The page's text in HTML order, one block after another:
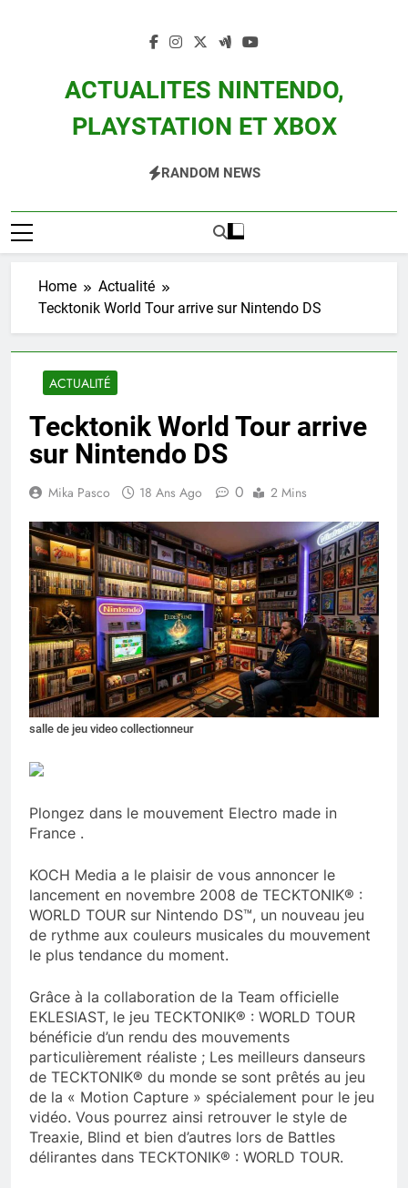
ACTUALITES NINTENDO,
PLAYSTATION ET XBOX
Zelda, Splatoon, Pokemon Entre Autres
RANDOM NEWS
Home
Actualité
Tecktonik World Tour arrive sur Nintendo DS
ACTUALITÉ
Tecktonik World Tour arrive
sur Nintendo DS
Mika Pasco 18 Ans Ago 0 2 Mins
salle de jeu video collectionneur
Plongez dans le mouvement Electro made in
France .
KOCH Media a le plaisir de vous annoncer le
lancement en novembre 2008 de TECKTONIK® :
WORLD TOUR sur Nintendo DS™, un nouveau jeu
de rythme aux couleurs musicales du mouvement
le plus tendance du moment.
Grâce à la collaboration de la Team officielle
EKLESIAST, le jeu TECKTONIK® : WORLD TOUR
bénéficie d’un rendu des mouvements
particulièrement réaliste ; Les meilleurs danseurs
de TECKTONIK® du monde se sont prêtés au jeu
de la « Motion Capture » spécialement pour le jeu
vidéo. Vous pourrez ainsi retrouver le style de
Treaxie, Blind et bien d’autres lors de Battles
délirantes dans TECKTONIK® : WORLD TOUR.